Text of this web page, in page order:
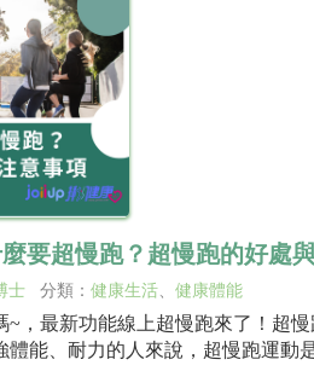
麼要超慢跑？超慢跑的好處
士 分類： 健康生活、 健康體能
~，最新功能線上超慢跑來了！超
體能、耐力的人來說，超慢跑運動